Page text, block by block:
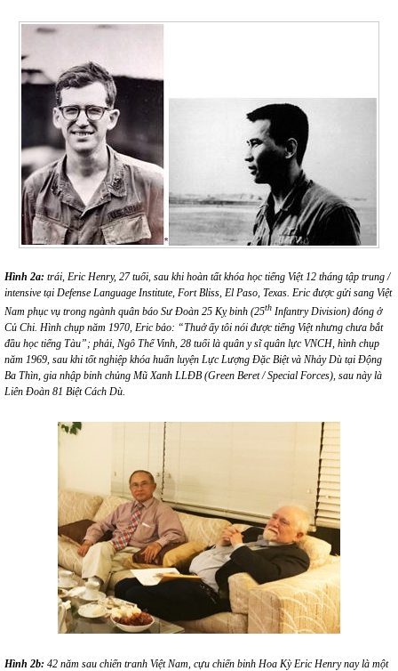
Hình 2a: trái, Eric Henry, 27 tuổi, sau khi hoàn tất khóa học tiếng Việt 12 tháng tập trung /
intensive tại Defense Language Institute, Fort Bliss, El Paso, Texas. Eric được gửi sang Việt
Nam phục vụ trong ngành quân báo Sư Đoàn 25 Kỵ binh (25th Infantry Division) đóng ở
Củ Chi. Hình chụp năm 1970, Eric bảo: “Thuở ấy tôi nói được tiếng Việt nhưng chưa bắt
đầu học tiếng Tàu”; phải, Ngô Thế Vinh, 28 tuổi là quân y sĩ quân lực VNCH, hình chụp
năm 1969, sau khi tốt nghiệp khóa huấn luyện Lực Lượng Đặc Biệt và Nhảy Dù tại Động
Ba Thìn, gia nhập binh chủng Mũ Xanh LLĐB (Green Beret / Special Forces), sau này là
Liên Đoàn 81 Biệt Cách Dù.
Hình 2b: 42 năm sau chiến tranh Việt Nam, cựu chiến binh Hoa Kỳ EricHenry nay là một